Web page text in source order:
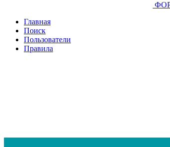
Главная
Поиск
Пользователи
Правила